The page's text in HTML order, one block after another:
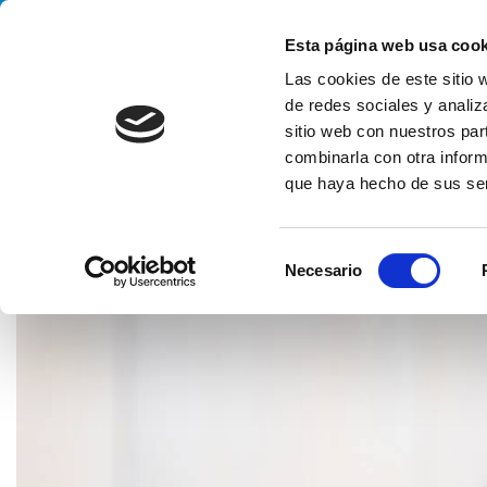
Esta página web usa
Las cookies de este sitio
de redes sociales y
sitio web con nuestros
combinarla con otra
que haya hecho de sus
e
Necesario